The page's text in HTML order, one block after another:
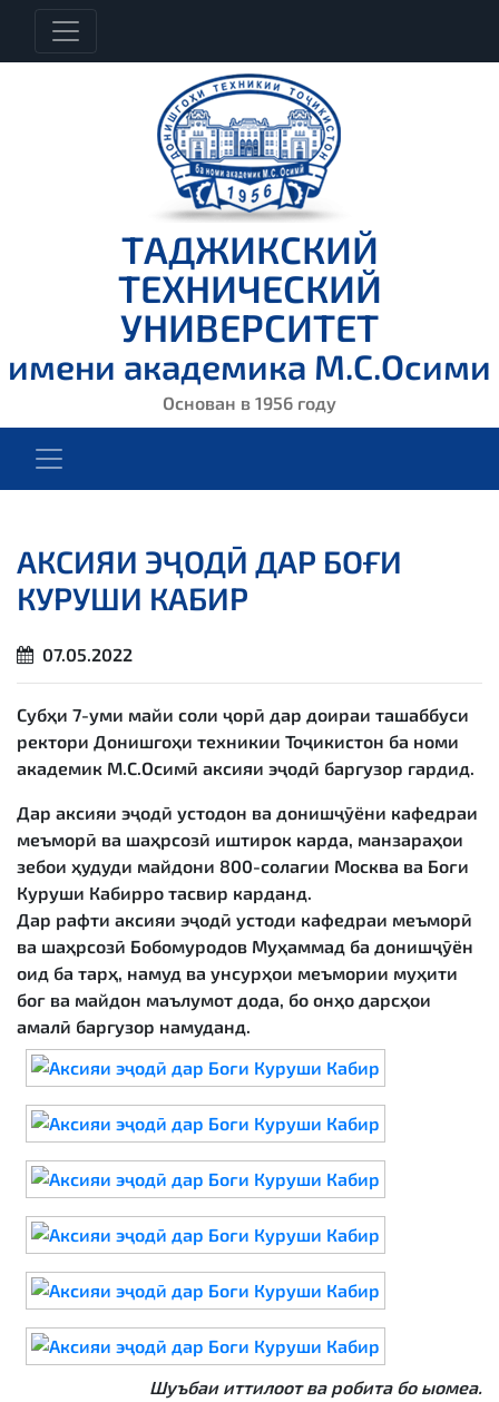
ТАДЖИКСКИЙ
ТЕХНИЧЕСКИЙ
УНИВЕРСИТЕТ
имени академика М.С.Осими
Основан в 1956 году
АКСИЯИ ЭҶОДӢ ДАР БОҒИ
КУРУШИ КАБИР
07.05.2022
Субҳи 7-уми майи соли ҷорӣ дар доираи ташаббуси
ректори Донишгоҳи техникии Тоҷикистон ба номи
академик М.С.Осимӣ аксияи эҷодӣ баргузор гардид.
Дар аксияи эҷодӣ устодон ва донишҷӯёни кафедраи
меъморӣ ва шаҳрсозӣ иштирок карда, манзараҳои
зебои ҳудуди майдони 800-солагии Москва ва Боғи
Куруши Кабирро тасвир карданд.
Дар рафти аксияи эҷодӣ устоди кафедраи меъморӣ
ва шаҳрсозӣ Бобомуродов Муҳаммад ба донишҷӯён
оид ба тарҳ, намуд ва унсурҳои меъмории муҳити
боғ ва майдон маълумот дода, бо онҳо дарсҳои
амалӣ баргузор намуданд.
Шуъбаи иттилоот ва робита бо ыомеа.